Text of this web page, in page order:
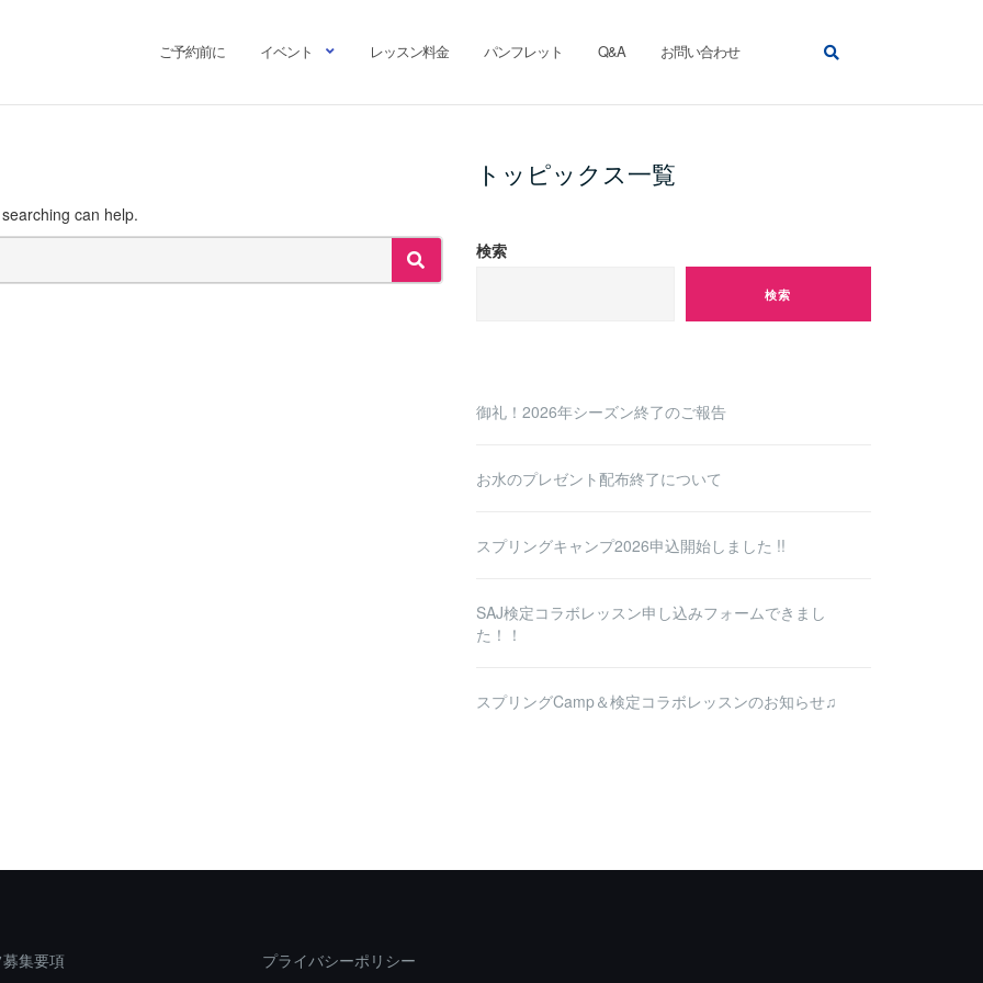
ご予約前に イベント レッスン料金 パンフレット Q&A お問い合わせ
can help.
SEARCH
トッピックス一覧
検索
検索
御礼！2026年シーズン終了のご報告
お水のプレゼント配布終了について
スプリングキャンプ2026申込開始しました !!
SAJ検定コラボレッスン申し込みフォームできまし
た！！
スプリングCamp＆検定コラボレッスンのお知らせ♫
集要項 プライバシーポリシー